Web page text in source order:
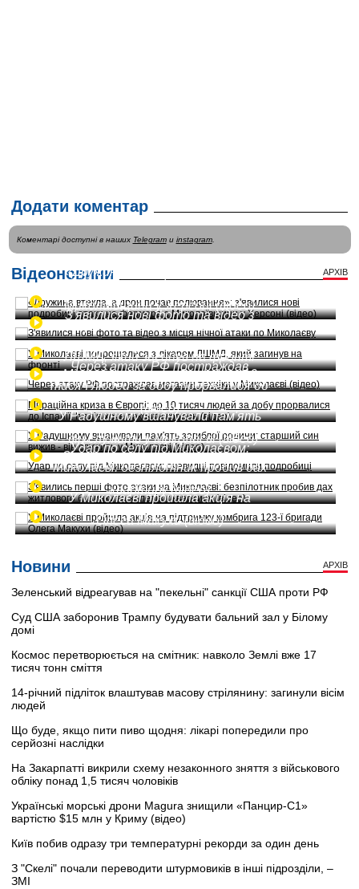
Додати коментар
Коментарі доступні в наших Telegramи instagram.
Відеоновини АРХІВ
«Дружина втекла, а дрон почав
полювання»: з'явилися нові
Миколаївщини у Херсоні (відео)
З'явилися нові фото та відео з
місця нічної атаки по Миколаєву
ЛШМД, який загинув на фронті
Через атаку РФ постраждав
магазин техніки у Миколаєві (відео)
Міграційна криза в Європі: до 10
тисяч людей за добу прорвалися до
(відео)
У Радушному вшанували пам'ять
- він служить у Миколаєві (відео)
Удар по селу під Миколаєвом:
очевидці повідомили подробиці
З'явились перші фото атаки на
Миколаєві: безпілотник пробив дах
квартиру (відео)
У Миколаєві пройшла акція на
Олега Макухи (відео)
Новини АРХІВ
Зеленський відреагував на "пекельні" санкції США проти РФ
Суд США заборонив Трампу будувати бальний зал у Білому
домі
Космос перетворюється на смітник: навколо Землі вже 17
тисяч тонн сміття
14-річний підліток влаштував масову стрілянину: загинули вісім
людей
Що буде, якщо пити пиво щодня: лікарі попередили про
серйозні наслідки
На Закарпатті викрили схему незаконного зняття з військового
обліку понад 1,5 тисяч чоловіків
Українські морські дрони Magura знищили «Панцир-С1»
вартістю $15 млн у Криму (відео)
Київ побив одразу три температурні рекорди за один день
З "Скелі" почали переводити штурмовиків в інші підрозділи, –
ЗМІ